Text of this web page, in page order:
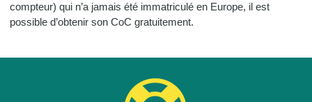
compteur) qui n’a jamais été immatriculé en Europe, il est
possible d’obtenir son CoC gratuitement.